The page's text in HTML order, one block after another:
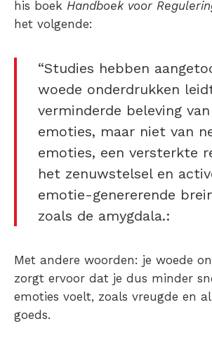
his boek Handboek voor
het volgende:
“Studies hebben
woede onderdrukken
verminderde beleving
emoties, maar niet van
emoties, een versterkte
het zenuwstelsel en
emotie-genererende
zoals de amygdala.:
Met andere woorden: je woede
zorgt ervoor dat je dus minder
emoties voelt, zoals vreugde en
goeds.